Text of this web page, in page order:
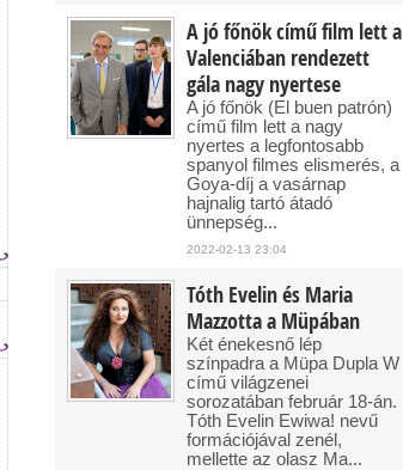
A jó főnök című film lett a
Valenciában rendezett
gála nagy nyertese
A jó főnök (El buen patrón)
című film lett a nagy
nyertes a legfontosabb
spanyol filmes elismerés, a
Goya-díj a vasárnap
hajnalig tartó átadó
ünnepség...
2022-02-13 23:04
Tóth Evelin és Maria
Mazzotta a Müpában
Két énekesnő lép
színpadra a Müpa Dupla W
című világzenei
sorozatában február 18-án.
Tóth Evelin Ewiwa! nevű
formációjával zenél,
mellette az olasz Ma...